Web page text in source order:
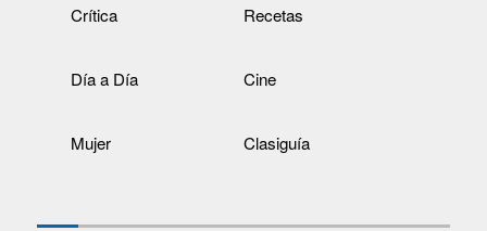
Crítica Recetas
Día a Día Cine
Mujer Clasiguía